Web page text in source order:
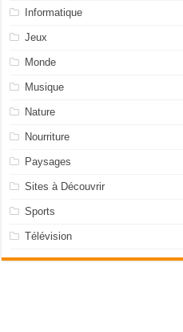
Informatique
Jeux
Monde
Musique
Nature
Nourriture
Paysages
Sites à Découvrir
Sports
Télévision